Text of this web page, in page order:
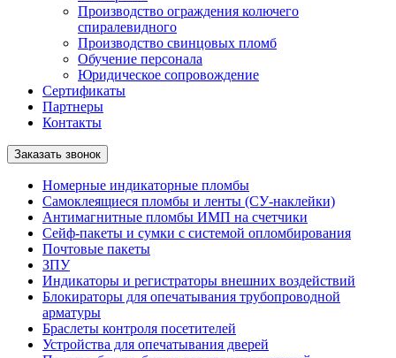
Производство ограждения колючего
спиралевидного
Производство свинцовых пломб
Обучение персонала
Юридическое сопровождение
Сертификаты
Партнеры
Контакты
Номерные индикаторные пломбы
Самоклеящиеся пломбы и ленты (СУ-наклейки)
Антимагнитные пломбы ИМП на счетчики
Сейф-пакеты и сумки с системой опломбирования
Почтовые пакеты
ЗПУ
Индикаторы и регистраторы внешних воздействий
Блокираторы для опечатывания трубопроводной
арматуры
Браслеты контроля посетителей
Устройства для опечатывания дверей